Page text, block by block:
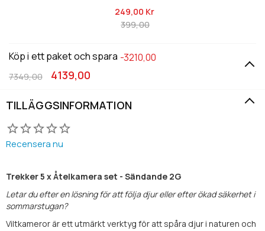
249,00 Kr
399,00
Köp i ett paket och spara -3210,00
4139,00
7349,00
TILLÄGGSINFORMATION
Recensera nu
Trekker 5 x Åtelkamera set - Sändande 2G
Letar du efter en lösning för att följa djur eller efter ökad säkerhet i
sommarstugan?
Viltkameror är ett utmärkt verktyg för att spåra djur i naturen och